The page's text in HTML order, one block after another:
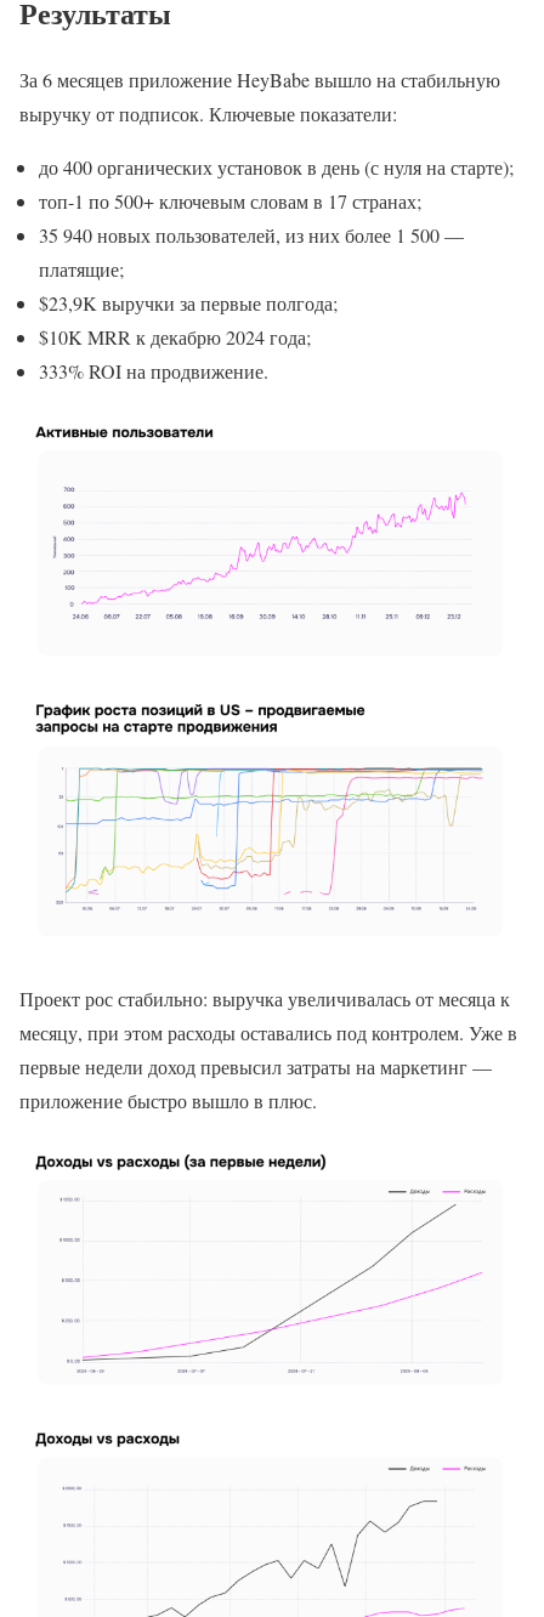
Результаты
За 6 месяцев приложение HeyBabe вышло на стабильную
выручку от подписок. Ключевые показатели:
до 400 органических установок в день (с нуля на старте);
топ-1 по 500+ ключевым словам в 17 странах;
35 940 новых пользователей, из них более 1 500 —
платящие;
$23,9K выручки за первые полгода;
$10K MRR к декабрю 2024 года;
333% ROI на продвижение.
Проект рос стабильно: выручка увеличивалась от месяца к
месяцу, при этом расходы оставались под контролем. Уже в
первые недели доход превысил затраты на маркетинг —
приложение быстро вышло в плюс.